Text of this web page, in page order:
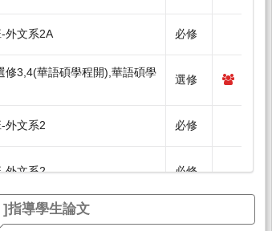
外文系2A 必修
修3,4(華語碩學程開),華語碩學
選修
外文系2 必修
外文系2 必修
碩2
]指導學生論文